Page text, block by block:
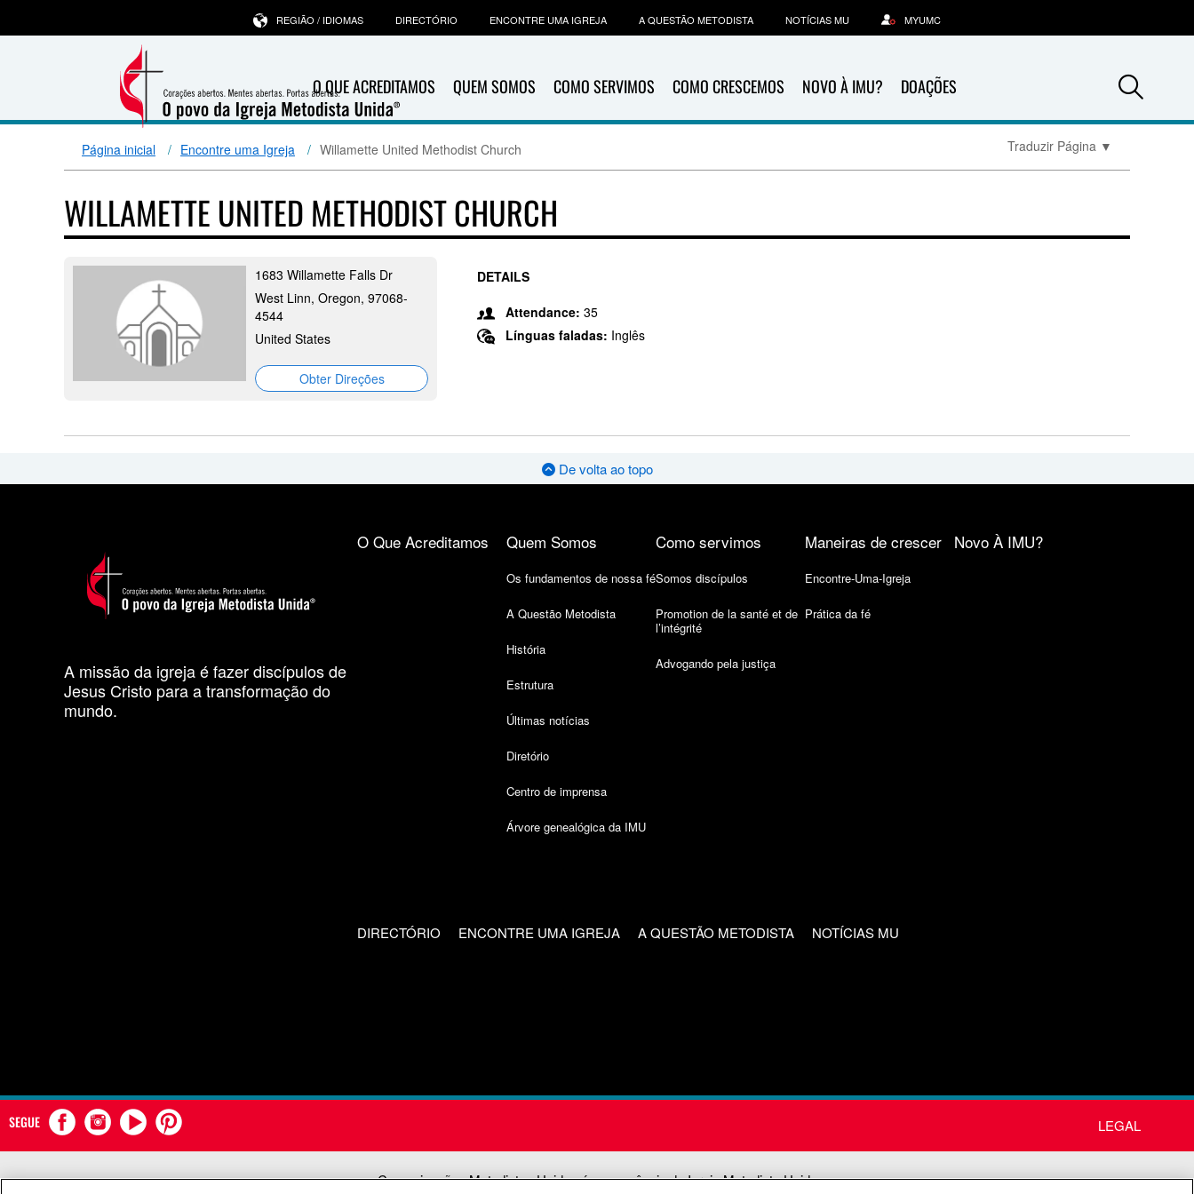
O QUE ACREDITAMOS QUEM SOMOS COMO SERVIMOS COMO CRESCEMOS NOVO À IMU? DOAÇÕES
REGIÃO / IDIOMAS DIRECTÓRIO ENCONTRE UMA IGREJA A QUESTÃO METODISTA NOTÍCIAS MU MYUMC
Página inicial Encontre uma Igreja Willamette United Methodist Church Traduzir Página ▼
WILLAMETTE UNITED METHODIST CHURCH
1683 Willamette Falls Dr
West Linn, Oregon, 97068-
4544
United States
Obter Direções
DETAILS
Attendance: 35
Línguas faladas: Inglês
De volta ao topo
A missão da igreja é fazer discípulos de
Jesus Cristo para a transformação do
mundo.
O Que Acreditamos Quem Somos
Os fundamentos de nossa fé
A Questão Metodista
História
Estrutura
Últimas notícias
Diretório
Centro de imprensa
Árvore genealógica da IMU
Como servimos
Somos discípulos
Promotion de la santé et de
l’intégrité
Advogando pela justiça
Maneiras de crescer
Encontre-Uma-Igreja
Prática da fé
Novo À IMU?
DIRECTÓRIO ENCONTRE UMA IGREJA A QUESTÃO METODISTA NOTÍCIAS MU
SEGUE LEGAL
Comunicações Metodistas Unidas é uma agência da Igreja Metodista Unida